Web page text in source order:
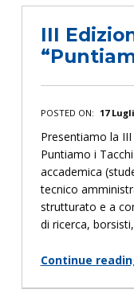
III
POSTED ON: 17
Presentiamo la
Puntiamo i
accademica
tecnico
strutturato e a
di ricerca,
Continue